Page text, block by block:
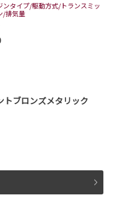
ンタイプ/駆動方式/トランスミッ
/排気量
ブロンズメタリック